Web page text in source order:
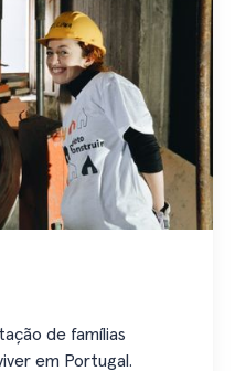
de famílias
em Portugal.